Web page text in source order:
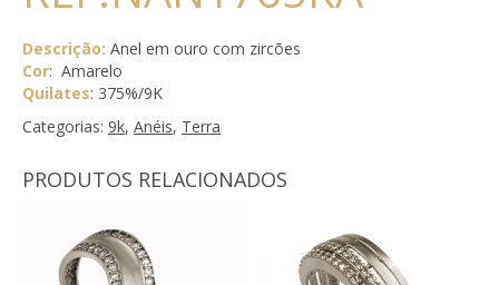
Descrição: Anel em ouro com zircões
Cor: Amarelo
Quilates: 375%/9K
Categorias: 9k, Anéis, Terra
PRODUTOS RELACIONADOS